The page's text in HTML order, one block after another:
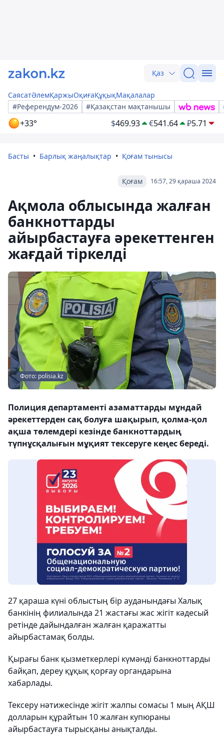
Қаз
СаясатӘлемҚаржыОқиғаҚұқықМақалалар
#Референдум-2026
#Қазақстан мақтанышы
+33° $469.93 €541.64 ₽5.71
Басты Барлық жаңалықтар Қоғам тынысы
16:57, 29 қараша 2024
Қоғам
Ақмола облысында жалған
банкноттарды
айырбастауға әрекеттенген
жағдай тіркелді
Фото: polisia.kz
Полиция департаменті азаматтарды мұндай
әрекеттерден сақ болуға шақырып, қолма-қол
ақша төлемдері кезінде банкноттардың
түпнұсқалығын мұқият тексеруге кеңес береді.
27 қараша күні облыстың бір ауданындағы Халық
банкінің филиалында 21 жастағы жас жігіт кәдесый
ретінде дайындалған жалған қаражатты
айырбастамақ болды.
Қырағы банк қызметкерлері күмәнді банкноттарды
байқап, дереу құқық қорғау органдарына
хабарлады.
Тексеру нәтижесінде жігіт жалпы сомасы 1 мың АҚШ
долларын құрайтын 10 жалған купюраны
айырбастауға тырысқаны анықталды.